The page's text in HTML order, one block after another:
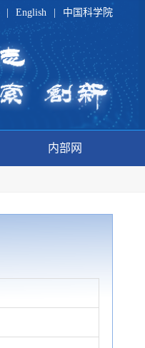
English 中国科学院
内部网